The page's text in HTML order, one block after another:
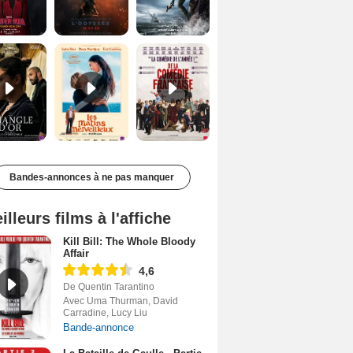
Les Matins merveilleux Bande-annonce VF De la Comédie-Française Teaser VF
Bandes-annonces à ne pas manquer
films à l'affiche
Kill Bill: The Whole Bloody
Affair
4,6
De Quentin Tarantino
Avec Uma Thurman, David
Carradine, Lucy Liu
Bande-annonce